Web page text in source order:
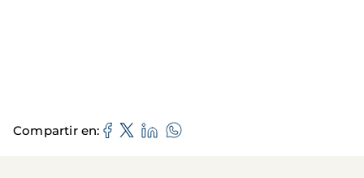
Compartir en